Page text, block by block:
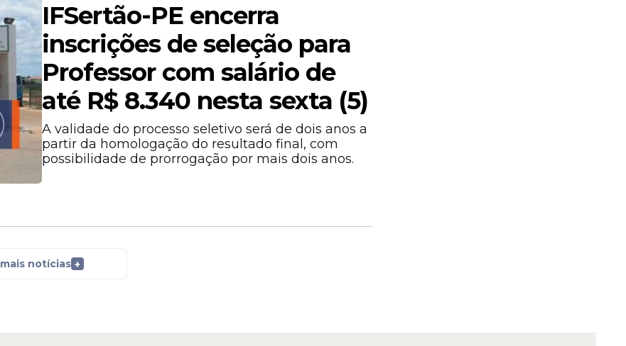
IFSertão-PE encerra
inscrições de seleção para
Professor com salário de
até R$ 8.340 nesta sexta (5)
A validade do processo seletivo será de dois anos a
partir da homologação do resultado final, com
possibilidade de prorrogação por mais dois anos.
mais notícias +